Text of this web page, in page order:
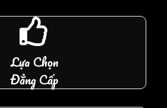
Lựa Chọn
Đẳng Cấp